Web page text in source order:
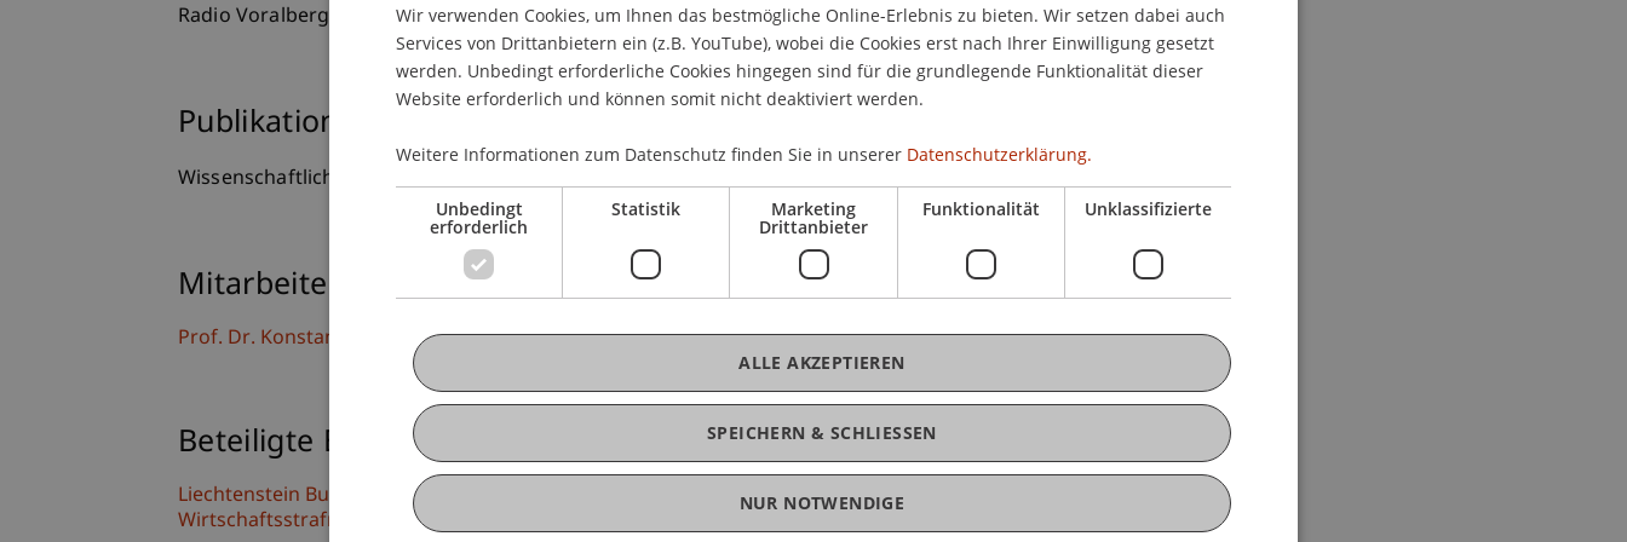
Radio Voralberg für die Sendung FOCUS], Thüringen, Österreich.
Publikationsart
Wissenschaftlicher Vortrag
Mitarbeitende
Prof. Dr. Konstantina PapathanasiouLL.M.
Beteiligte Einrichtungen
Liechtenstein Business Law School
Wirtschaftsstrafrecht, Compliance und Digitalisierung
GERMAN
ENGLISH
Wir verwenden Cookies, um Ihnen das bestmögliche Online-Erlebnis zu bieten. Wir setzen dabei auch
Services von Drittanbietern ein (z.B. YouTube), wobei die Cookies erst nach Ihrer Einwilligung gesetzt
werden. Unbedingt erforderliche Cookies hingegen sind für die grundlegende Funktionalität dieser
Website erforderlich und können somit nicht deaktiviert werden.
Weitere Informationen zum Datenschutz finden Sie in unserer Datenschutzerklärung.
Unbedingt
erforderlich
Statistik Marketing
Drittanbieter
Funktionalität Unklassifizierte
SPEICHERN & SCHLIESSEN
ALLE AKZEPTIEREN
NUR NOTWENDIGE